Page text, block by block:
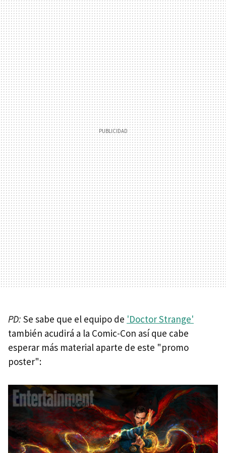
PD: Se sabe que el equipo de 'Doctor Strange'
también acudirá a la Comic-Con así que cabe
esperar más material aparte de este "promo
poster":